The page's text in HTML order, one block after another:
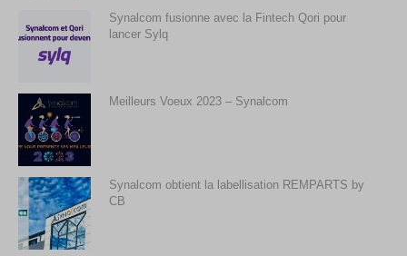
Synalcom fusionne avec la Fintech Qori pour
lancer Sylq
Meilleurs Voeux 2023 – Synalcom
Synalcom obtient la labellisation REMPARTS by
CB